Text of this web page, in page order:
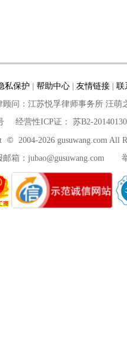
私保护 帮助中心| 友情链接| 联
顾问：江苏悦孚律师事务所 汪萌
经营性ICP证： 苏B2-
©
2004-2026 gusuwang.com All
箱： jubao@gusuwang.com